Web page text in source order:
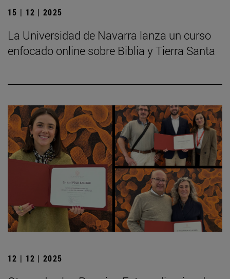
15 | 12 | 2025
La Universidad de Navarra lanza un curso
enfocado online sobre Biblia y Tierra Santa
12 | 12 | 2025